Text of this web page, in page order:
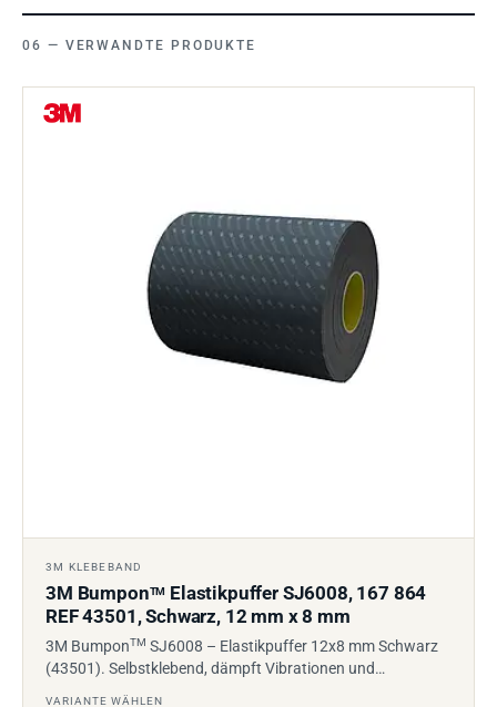
VERWANDTE PRODUKTE
3M KLEBEBAND
3M BumponTM
Elastikpuffer SJ6008, 167 864
REF 43501, Schwarz, 12 mm x 8 mm
3M BumponTM SJ6008 – Elastikpuffer 12x8 mm Schwarz
(43501). Selbstklebend, dämpft Vibrationen und…
VARIANTE WÄHLEN